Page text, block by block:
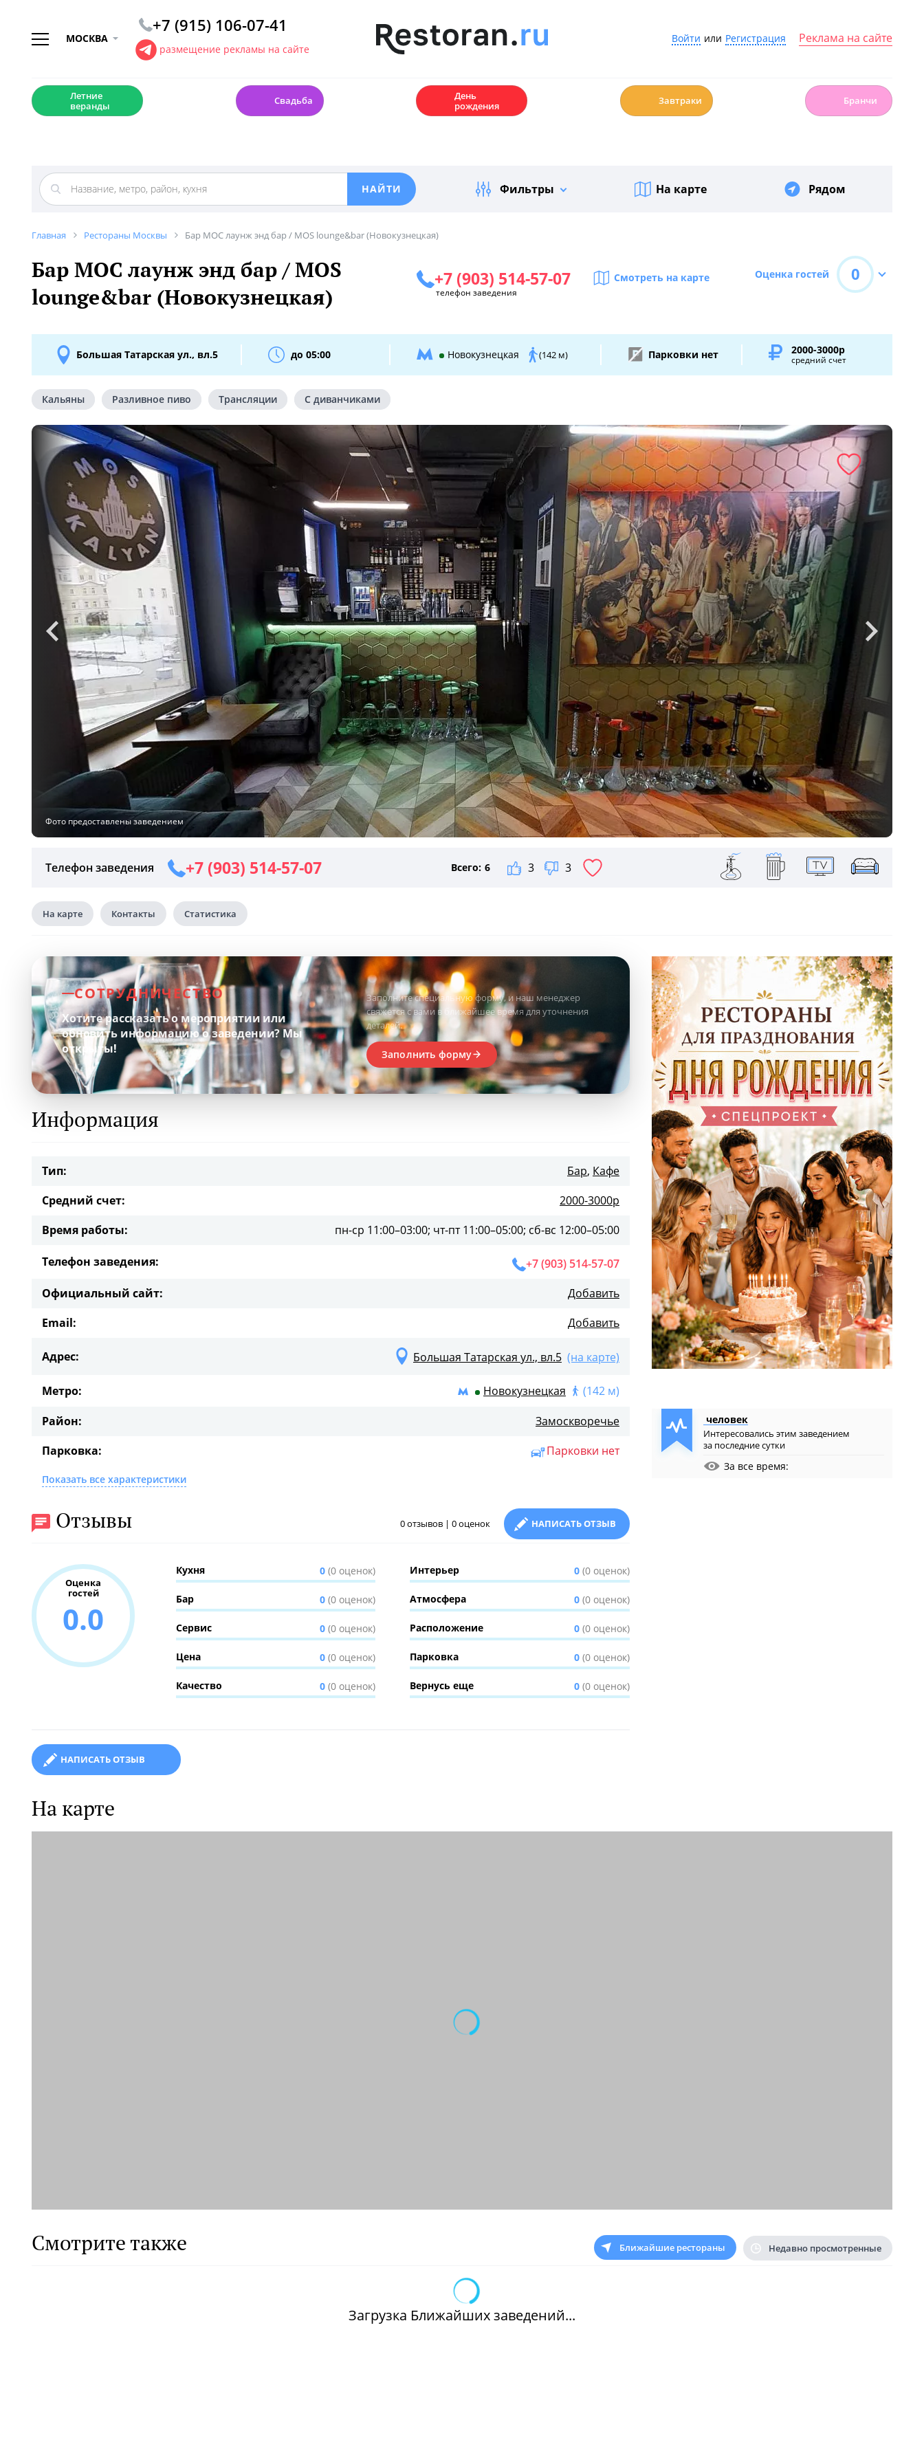
МОСКВА
+7 (915) 106-07-41
размещение рекламы на сайте
Войти или Регистрация Реклама на сайте
Летние
веранды
Свадьба
День
рождения
Завтраки Бранчи
Фильтры На карте Рядом
Главная Рестораны Москвы Бар МОС лаунж энд бар / MOS lounge&bar (Новокузнецкая)
Бар МОС лаунж энд бар / MOS
lounge&bar (Новокузнецкая)
+7 (903) 514-57-07
телефон заведения
Смотреть на карте Оценка гостей 0
Большая Татарская ул., вл.5 до 05:00 Новокузнецкая (142 м) Парковки нет 2000-3000р
средний счет
Кальяны Разливное пиво Трансляции С диванчиками
Фото предоставлены заведением
Телефон заведения +7 (903) 514-57-07 Всего: 6 3 3
На карте Контакты Статистика
СОТРУДНИЧЕСТВО
Хотите рассказать о мероприятии или
обновить информацию о заведении?Мы
открыты!
Заполните специальную форму, и наш менеджер
свяжется с вами в ближайшее время для уточнения
деталей.
Заполнить форму
Информация
Тип: Бар, Кафе
Средний счет:
2000-3000р
Время работы:
пн-ср 11:00–03:00; чт-пт 11:00–05:00; сб-вс 12:00–05:00
Телефон заведения:
+7 (903) 514-57-07
Официальный сайт:
Добавить
Email:
Добавить
Адрес: Большая Татарская ул., вл.5 (на карте)
Метро: Новокузнецкая
(142 м)
Район:
Замоскворечье
Парковка:
Парковки нет
Показать все характеристики
Отзывы 0 отзывов | 0 оценок НАПИСАТЬ ОТЗЫВ
Оценка
гостей
0.0
Кухня 0 (0 оценок)
Бар 0 (0 оценок)
Сервис 0 (0 оценок)
Цена 0 (0 оценок)
Качество 0 (0 оценок)
Интерьер 0 (0 оценок)
Атмосфера 0 (0 оценок)
Расположение 0 (0 оценок)
Парковка 0 (0 оценок)
Вернусь еще 0 (0 оценок)
НАПИСАТЬ ОТЗЫВ
человек
Интересовались этим заведением
за последние сутки
За все время:
На карте
Смотрите также Ближайшие рестораны Недавно просмотренные
Загрузка Ближайших заведений...